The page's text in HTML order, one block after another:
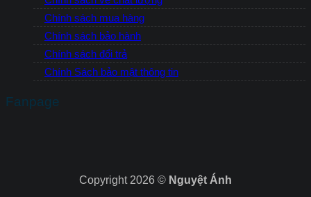
Chính sách mua hàng
Chính sách bảo hành
Chính sách đổi trả
Chính Sách bảo mật thông tin
Fanpage
Copyright 2026 © Nguyệt Ánh